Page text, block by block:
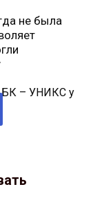
не была
БК – УНИКС у